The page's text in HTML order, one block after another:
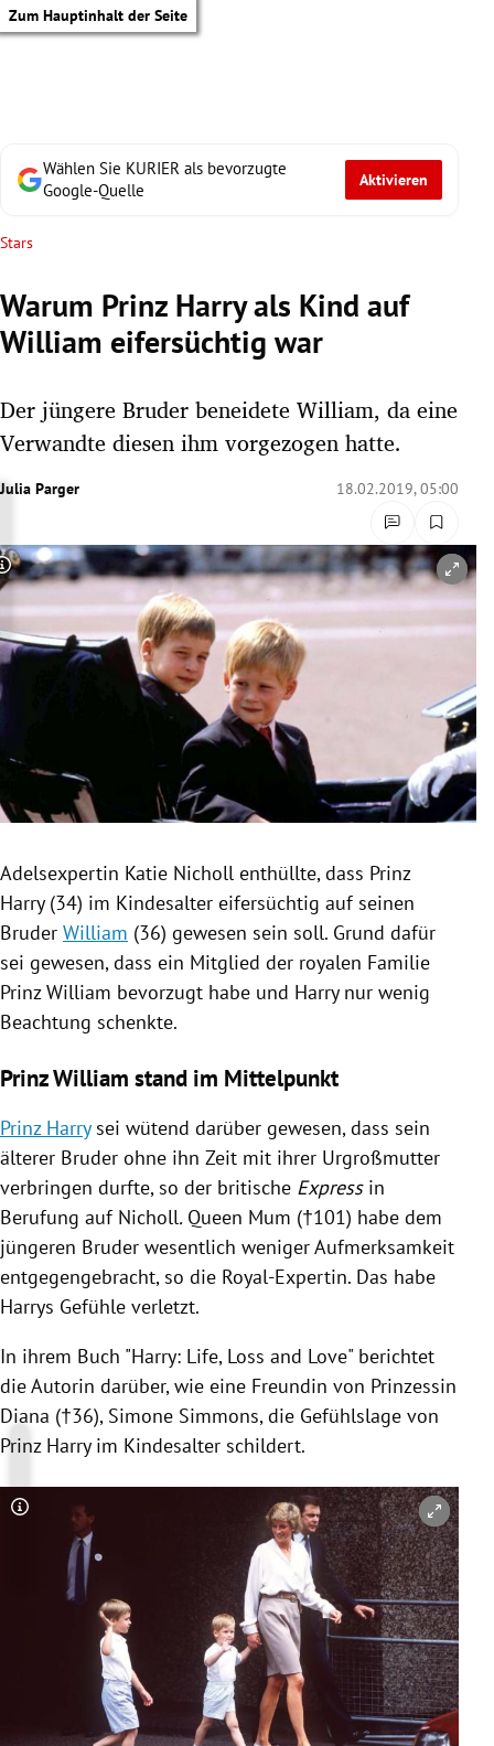
Zum Hauptinhalt der Seite
Untermenü
Untermenü
Untermenü
Untermenü
Untermenü
Wählen Sie KURIER als bevorzugte
Google-Quelle
Aktivieren
Stars
Warum Prinz Harry als Kind auf
William eifersüchtig war
Der jüngere Bruder beneidete William, da eine
Verwandte diesen ihm vorgezogen hatte.
Julia Parger 18.02.2019, 05:00
Copyright-Hinweis öffnen/schließen
Adelsexpertin Katie Nicholl enthüllte, dass Prinz
Harry(34) im Kindesalter eifersüchtig auf seinen
Bruder William (36) gewesen sein soll. Grund dafür
sei gewesen, dass ein Mitglied der royalen Familie
Prinz William bevorzugt habe und Harrynur wenig
Beachtung schenkte.
Prinz William stand im Mittelpunkt
Prinz Harrysei wütend darüber gewesen, dass sein
älterer Bruder ohne ihn Zeit mit ihrer Urgroßmutter
verbringen durfte, so der britische Express in
Berufung auf Nicholl. Queen Mum (†101) habe dem
jüngeren Bruder wesentlich weniger Aufmerksamkeit
entgegengebracht, so die Royal-Expertin. Das habe
Harrys Gefühle verletzt.
In ihrem Buch "Harry: Life, Loss and Love" berichtet
die Autorin darüber, wie eine Freundin von Prinzessin
Diana (†36), Simone Simmons, die Gefühlslage von
Prinz Harryim Kindesalter schildert.
Copyright-Hinweis öffnen/schließen